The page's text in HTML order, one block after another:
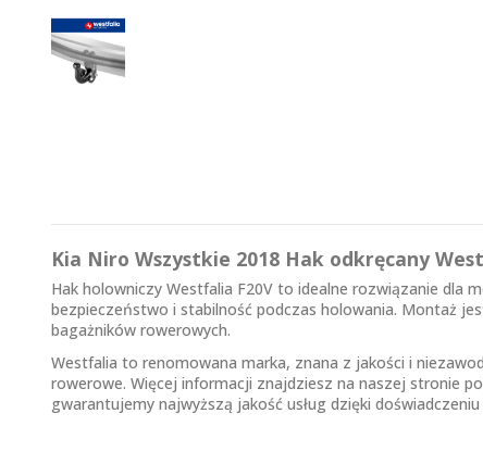
Kia Niro Wszystkie 2018 Hak odkręcany
Hak holowniczy Westfalia F20V to idealne rozwiązanie dla
bezpieczeństwo i stabilność podczas holowania. Montaż
bagażników rowerowych.
Westfalia to renomowana marka, znana z jakości i
rowerowe. Więcej informacji znajdziesz na naszej stronie
gwarantujemy najwyższą jakość usług dzięki